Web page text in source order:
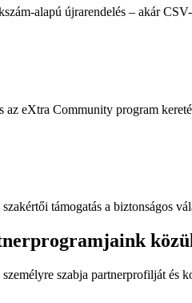
alapú újrarendelés – akár
az eXtra Community program
támogatás a biztonságos
közül
szabja partnerprofilját és